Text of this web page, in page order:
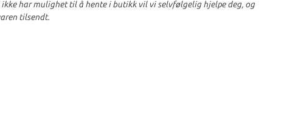
har mulighet til å hente i butikk vil vi selvfølgelig hjelpe deg, og
tilsendt.